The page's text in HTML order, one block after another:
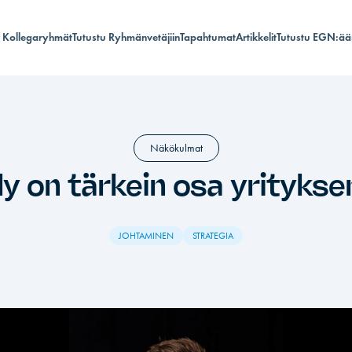
KollegaryhmätTutustu RyhmänvetäjiinTapahtumatArtikkelitTutustu
Näkökulmat
on tärkein osa
JOHTAMINEN STRATEGIA